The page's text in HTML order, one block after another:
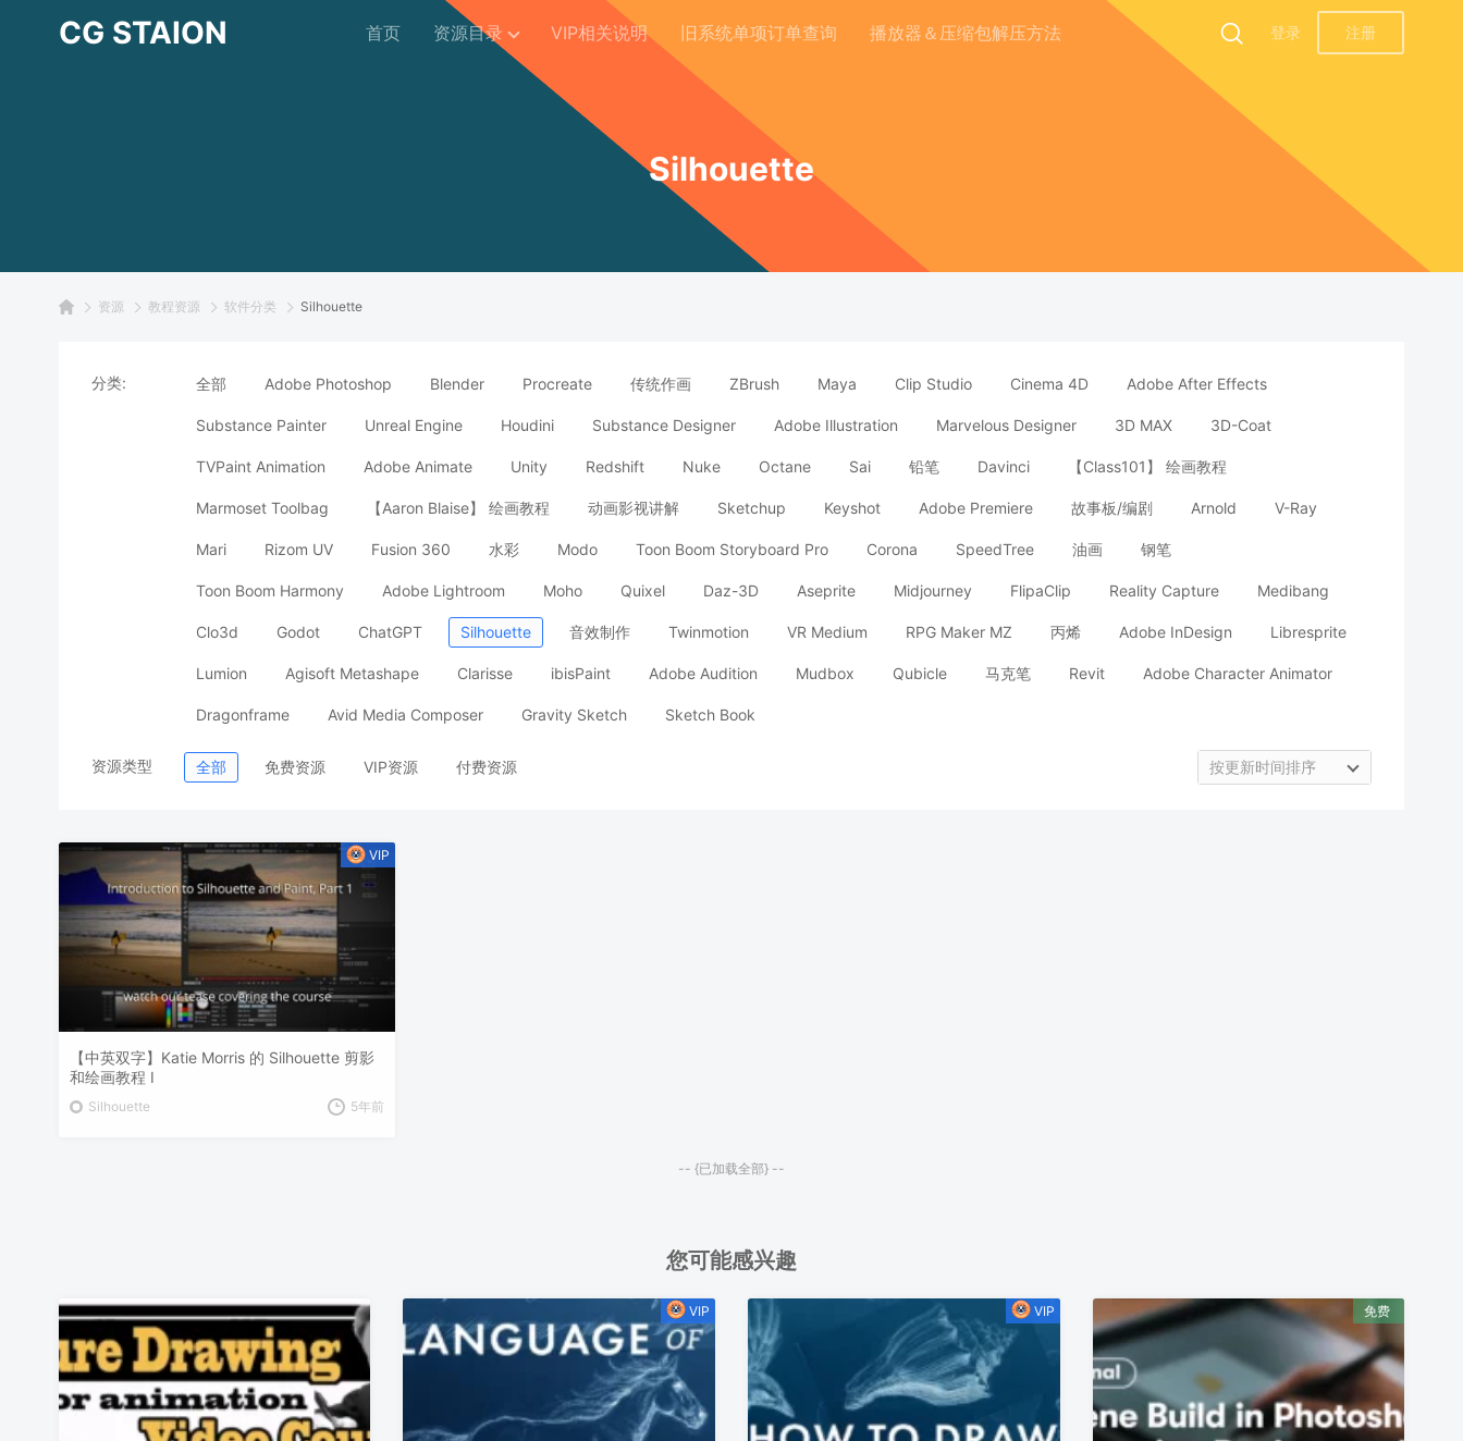
CG STAION 首页 资源目录 VIP相关说明 旧系统单项订单查询 播放器＆压缩包解压方法 登录 注册
Silhouette
资源 教程资源 软件分类 Silhouette
分类: 全部 Adobe Photoshop Blender Procreate 传统作画 ZBrush Maya Clip Studio Cinema 4D Adobe After Effects
Substance Painter Unreal Engine Houdini Substance Designer Adobe Illustration Marvelous Designer 3D MAX 3D-Coat
TVPaint Animation Adobe Animate Unity Redshift Nuke Octane Sai 铅笔 Davinci 【Class101】 绘画教程
Marmoset Toolbag 【Aaron Blaise】 绘画教程 动画影视讲解 Sketchup Keyshot Adobe Premiere 故事板/编剧 Arnold V-Ray
Mari Rizom UV Fusion 360 水彩 Modo Toon Boom Storyboard Pro Corona SpeedTree 油画 钢笔
Toon Boom Harmony Adobe Lightroom Moho Quixel Daz-3D Aseprite Midjourney FlipaClip Reality Capture Medibang
Clo3d Godot ChatGPT Silhouette 音效制作 Twinmotion VR Medium RPG Maker MZ 丙烯 Adobe InDesign Libresprite
Lumion Agisoft Metashape Clarisse ibisPaint Adobe Audition Mudbox Qubicle 马克笔 Revit Adobe Character Animator
Dragonframe Avid Media Composer Gravity Sketch Sketch Book
资源类型 全部 免费资源 VIP资源 付费资源 按更新时间排序
【中英双字】Katie Morris 的 Silhouette 剪影
和绘画教程 Ⅰ
Silhouette 5年前
-- {已加载全部} --
您可能感兴趣